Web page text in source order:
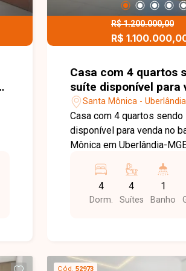
R$ 1.200.000,00
R$
Casa com 4 quartos
suíte disponível para
bairro Santa Mônica
Uberlândia-MG
Santa Mônica -
Casa com 4 quartos sendo suíte
disponível para venda no
Mônica em Uberlândia-
? Uberlândia/MG Localizado no Bairro
Santa Mônica, este imóvel
amplo espaço, conforto e
área construída, conforme
4
Dorm.
4
Suítes
1
Banho
Cód. 52973